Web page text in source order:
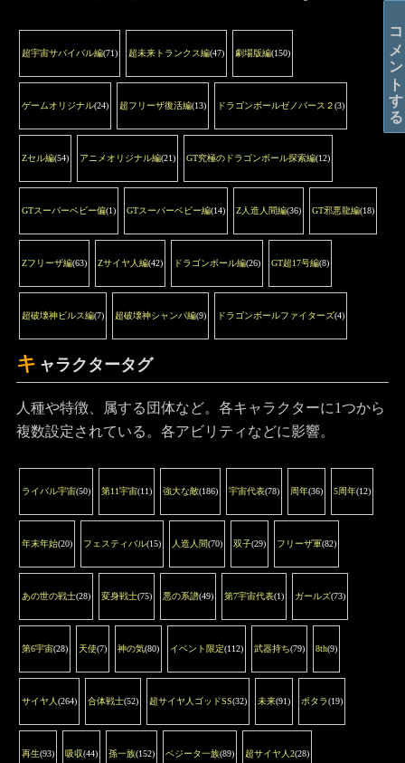
超宇宙サバイバル編(71) 超未来トランクス編(47) 劇場版編(150)
ゲームオリジナル(24) 超フリーザ復活編(13) ドラゴンボールゼノバース２(3)
Zセル編(54) アニメオリジナル編(21) GT究極のドラゴンボール探索編(12)
GTスーパーベビー偏(1) GTスーパーベビー編(14) Z人造人間編(36) GT邪悪龍編(18)
Zフリーザ編(63) Zサイヤ人編(42) ドラゴンボール編(26) GT超17号編(8)
超破壊神ビルス編(7) 超破壊神シャンパ編(9) ドラゴンボールファイターズ(4)
キ ャラクタータグ
人種や特徴、属する団体など。各キャラクターに1つから
複数設定されている。各アビリティなどに影響。
ライバル宇宙(50) 第11宇宙(11) 強大な敵(186) 宇宙代表(78) 周年(36) 5周年(12)
年末年始(20) フェスティバル(15) 人造人間(70) 双子(29) フリーザ軍(82)
あの世の戦士(28) 変身戦士(75) 悪の系譜(49) 第7宇宙代表(1) ガールズ(73)
第6宇宙(28) 天使(7) 神の気(80) イベント限定(112) 武器持ち(79) 8th(9)
サイヤ人 (264) 合体戦士(52) 超サイヤ人ゴッドSS(32) 未来(91) ポタラ(19)
再生(93) 吸収(44) 孫一族(152) ベジータ一族(89) 超サイヤ人2(28)
コメントする